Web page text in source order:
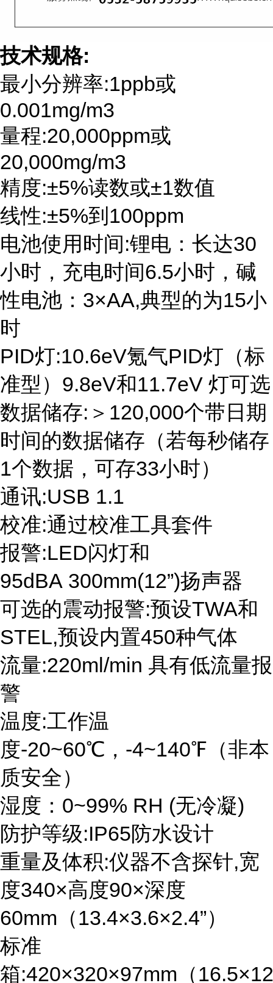
技术规格:
最小分辨率:1ppb或
0.001mg/m3
量程:20,000ppm或
20,000mg/m3
精度:±5%读数或±1数值
线性:±5%到100ppm
电池使用时间:锂电：长达30
小时，充电时间6.5小时，碱
性电池：3×AA,典型的为15小
时
PID灯:10.6eV氪气PID灯（标
准型）9.8eV和11.7eV 灯可选
数据储存:＞120,000个带日期
时间的数据储存（若每秒储存
1个数据，可存33小时）
通讯:USB 1.1
校准:通过校准工具套件
报警:LED闪灯和
95dBA 300mm(12”)扬声器
可选的震动报警:预设TWA和
STEL,预设内置450种气体
流量:220ml/min 具有低流量报
警
温度:工作温
度-20~60℃，-4~140℉（非本
质安全）
湿度：0~99% RH (无冷凝)
防护等级:IP65防水设计
重量及体积:仪器不含探针,宽
度340×高度90×深度
60mm（13.4×3.6×2.4”）
标准
箱:420×320×97mm（